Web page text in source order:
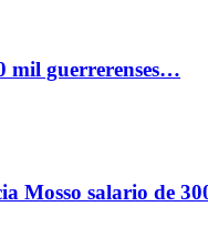
mil guerrerenses…
Mosso salario de